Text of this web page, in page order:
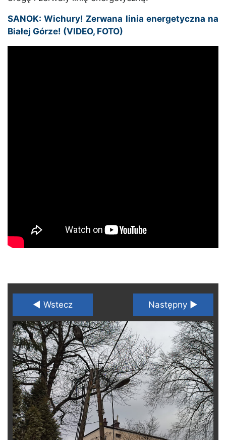
SANOK: Wichury! Zerwana linia energetyczna na
Białej Górze! (VIDEO, FOTO)
◄ Wstecz Następny ►